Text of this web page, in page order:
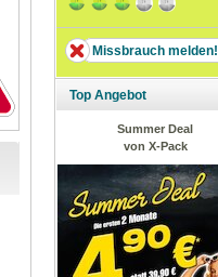
Missbrauch melden!
Top Angebot
Summer Deal
von X-Pack